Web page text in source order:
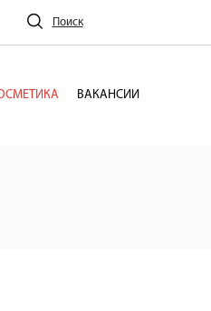
Поиск
ВАКАНСИИ